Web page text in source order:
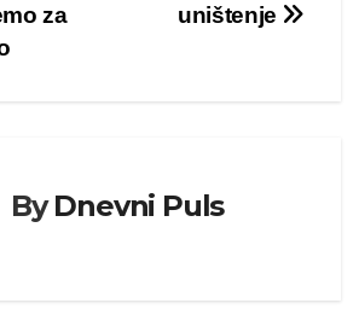
uništenje
za
ByDnevni Puls